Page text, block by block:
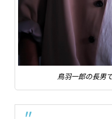
鳥羽一郎の長男